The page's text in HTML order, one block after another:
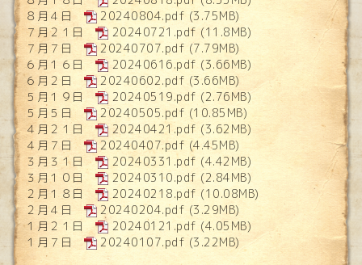
８月４日
20240804.pdf (3.75MB)
７月２１日
20240721.pdf (11.8MB)
７月７日
20240707.pdf (7.79MB)
６月１６日
20240616.pdf (3.66MB)
６月２日
20240602.pdf (3.66MB)
５月１９日
20240519.pdf (2.76MB)
５月５日
20240505.pdf (10.85MB)
４月２１日
20240421.pdf (3.62MB)
４月７日
20240407.pdf (4.45MB)
３月３１日
20240331.pdf (4.42MB)
３月１０日
20240310.pdf (2.84MB)
２月１８日
20240218.pdf (10.08MB)
２月４日
20240204.pdf (3.29MB)
１月２１日
20240121.pdf (4.05MB)
１月７日
20240107.pdf (3.22MB)